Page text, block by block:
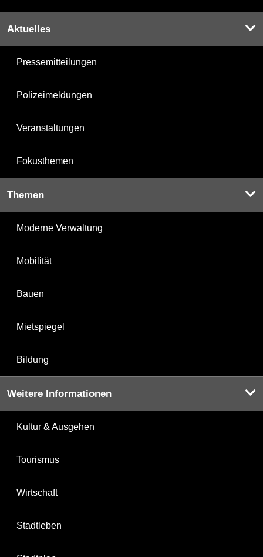
Aktuelles
Pressemitteilungen
Polizeimeldungen
Veranstaltungen
Fokusthemen
Themen
Moderne Verwaltung
Mobilität
Bauen
Mietspiegel
Bildung
Weitere Informationen
Kultur & Ausgehen
Tourismus
Wirtschaft
Stadtleben